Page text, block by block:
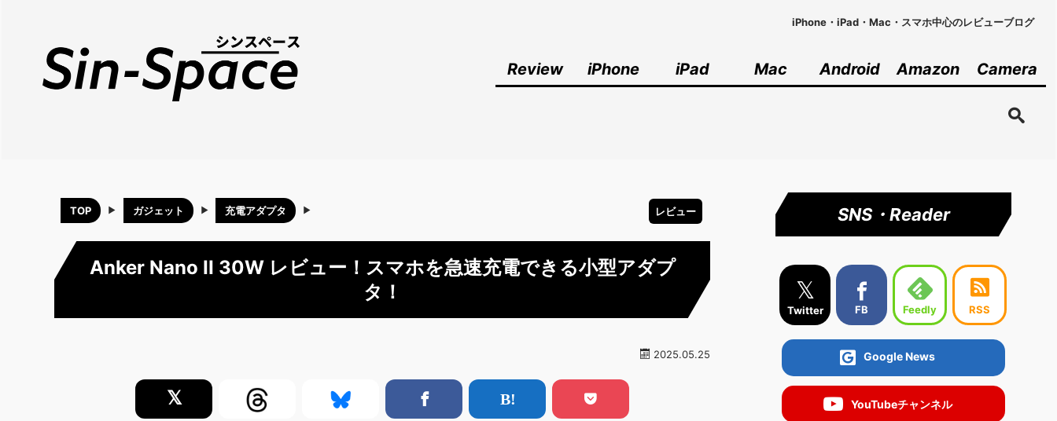
iPhone・iPad・Mac・スマホ中心のレビューブログ
Review iPhone iPad Mac Android Amazon Camera
TOP ガジェット 充電アダプタ レビュー
Anker Nano II 30W レビュー！スマホを急速充電できる小型アダプ
タ！
2025.05.25
𝕏
SNS・Reader
𝕏
Twitter FB Feedly RSS
Google News
YouTubeチャンネル